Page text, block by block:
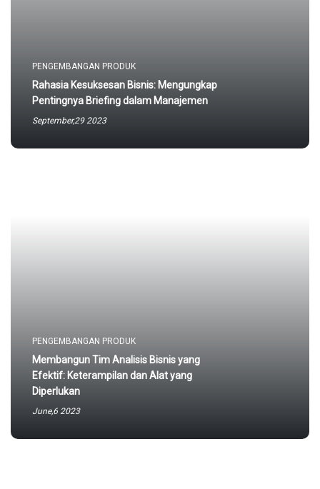
PENGEMBANGAN PRODUK
Rahasia Kesuksesan Bisnis: Mengungkap
Pentingnya Briefing dalam Manajemen
September,29 2023
PENGEMBANGAN PRODUK
Membangun Tim Analisis Bisnis yang
Efektif: Keterampilan dan Alat yang
Diperlukan
June,6 2023